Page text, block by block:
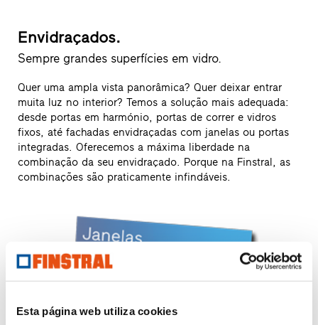
Esta página web utiliza cookies
Envidraçados.
Sempre grandes superfícies em vidro.
Quer uma ampla vista panorâmica? Quer deixar entrar
muita luz no interior? Temos a solução mais adequada:
desde portas em harmónio, portas de correr e vidros
fixos, até fachadas envidraçadas com janelas ou portas
integradas. Oferecemos a máxima liberdade na
combinação da seu envidraçado. Porque na Finstral, as
combinações são praticamente infindáveis.